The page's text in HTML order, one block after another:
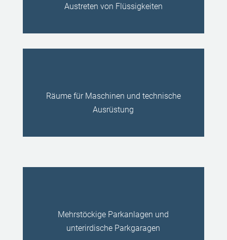
Austreten von Flüssigkeiten
Räume für Maschinen und technische
Ausrüstung
Mehrstöckige Parkanlagen und
unterirdische Parkgaragen